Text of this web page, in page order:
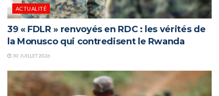
ACTUALITÉ
39 « FDLR » renvoyés en RDC : les vérités de
la Monusco qui contredisent le Rwanda
30 JUILLET 2026